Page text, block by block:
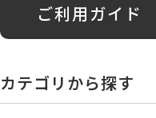
ご利用ガイド
カテゴリから探す